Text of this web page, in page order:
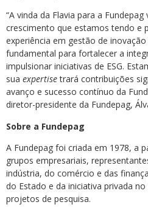
“A vinda da Flavia para a
crescimento que estamos tendo e
experiência em gestão de
fundamental para fortalecer a
impulsionar iniciativas de ESG.
sua expertisetrará contribuições
avanço e sucesso contínuo da
diretor-presidente da Fundepag,
Sobre a Fundepag
A Fundepag foi criada em 1978, a
grupos empresariais,
indústria, do comércio e das
do Estado e da iniciativa privada
projetos de pesquisa.